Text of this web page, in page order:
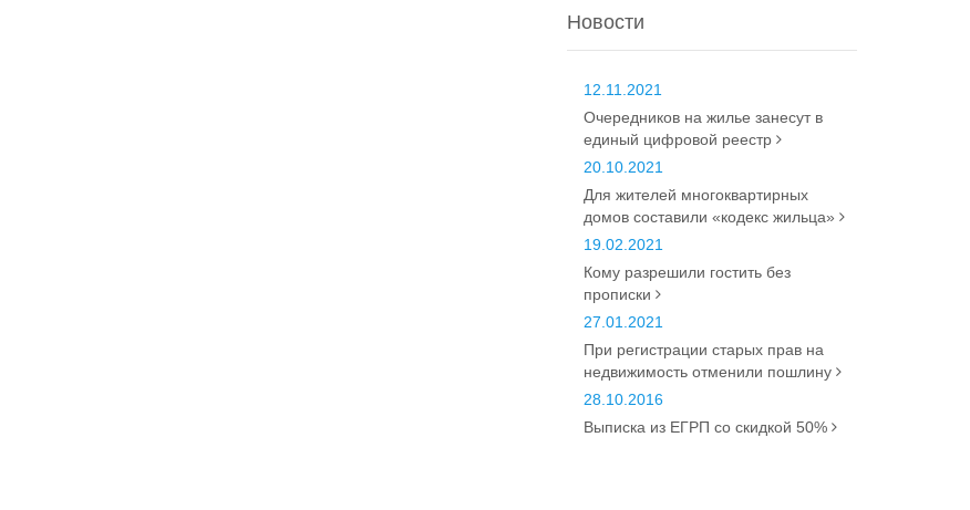
Новости
12.11.2021
Очередников на жилье занесут в
единый цифровой реестр
20.10.2021
Для жителей многоквартирных
домов составили «кодекс жильца»
19.02.2021
Кому разрешили гостить без
прописки
27.01.2021
При регистрации старых прав на
недвижимость отменили пошлину
28.10.2016
Выписка из ЕГРП со скидкой 50%